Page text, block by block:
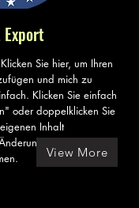
Sie hier, um Ihren
und mich zu
Klicken Sie einfach
oder doppelklicken Sie
Inhalt
an der
View More